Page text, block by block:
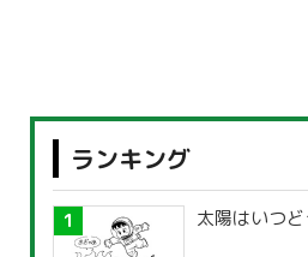
ランキング
太陽はいつ